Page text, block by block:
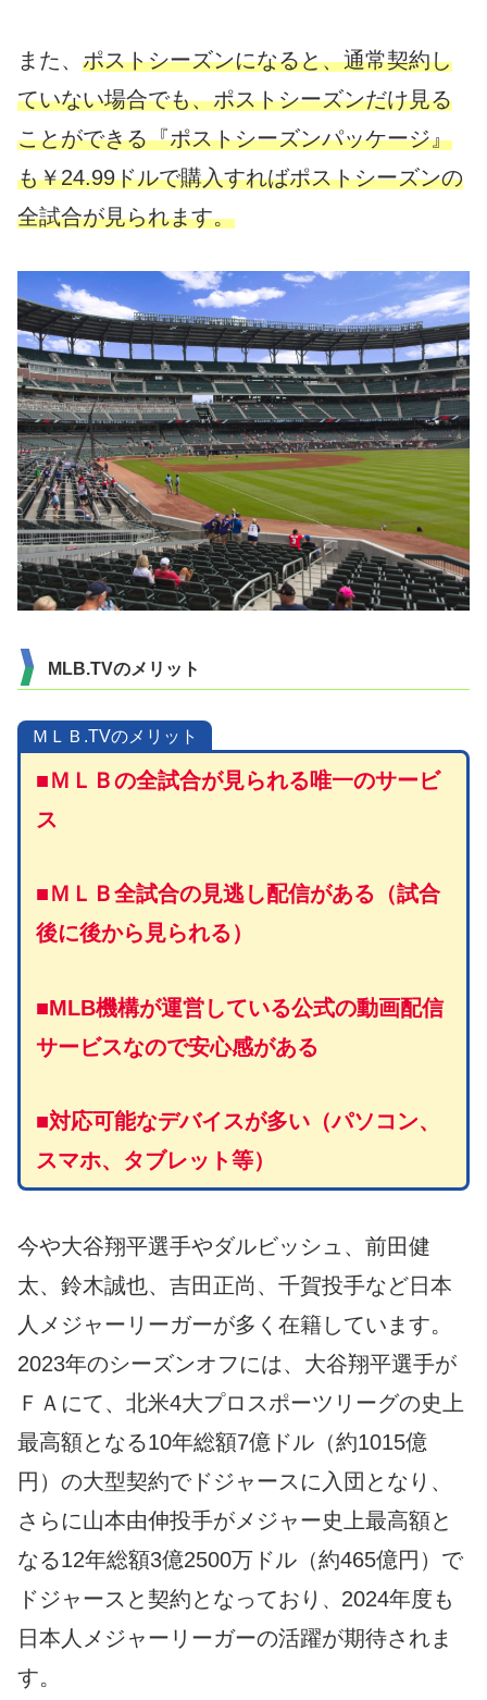
また、 ポストシーズンになると、通常契約し
ていない場合でも、ポストシーズンだけ見る
ことができる『ポストシーズンパッケージ』
も￥24.99ドルで購入すればポストシーズンの
全試合が見られます。
MLB.TVのメリット
ＭＬＢ.TVのメリット
■ＭＬＢの全試合が見られる唯一のサービ
ス
■ＭＬＢ全試合の見逃し配信がある（試合
後に後から見られる）
■MLB機構が運営している公式の動画配信
サービスなので安心感がある
■対応可能なデバイスが多い （パソコン、
スマホ、タブレット等）
今や大谷翔平選手やダルビッシュ、前田健
太、鈴木誠也、吉田正尚、千賀投手など日本
人メジャーリーガーが多く在籍しています。
2023年のシーズンオフには、大谷翔平選手が
ＦＡにて、北米4大プロスポーツリーグの史上
最高額となる10年総額7億ドル（約1015億
円）の大型契約でドジャースに入団となり、
さらに山本由伸投手がメジャー史上最高額と
なる12年総額3億2500万ドル（約465億円）で
ドジャースと契約となっており 、 2024年度も
日本人メジャーリーガーの活躍が期待されま
す。